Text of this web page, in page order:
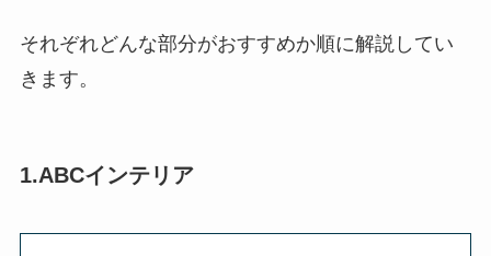
それぞれどんな部分がおすすめか順に解説してい
きます。
1.ABCインテリア